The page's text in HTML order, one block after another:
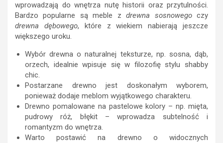
wprowadzają do wnętrza nutę historii oraz przytulności.
Bardzo popularne są meble zdrewna sosnowegoczy
drewna dębowego, które z wiekiem nabierają jeszcze
większego uroku.
Wybór drewna o naturalnej teksturze, np. sosna, dąb,
orzech, idealnie wpisuje się w filozofię stylu shabby
chic.
Postarzane drewno jest doskonałym wyborem,
ponieważ dodaje meblom wyjątkowego charakteru.
Drewno pomalowane na pastelowe kolory – np. mięta,
pudrowy róż, błękit – wprowadza subtelność i
romantyzm do wnętrza.
Warto postawić na drewno o widocznych